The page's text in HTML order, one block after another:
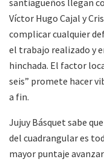
Víctor Hugo Cajal y
complicar cualquier
el trabajo realizado y
hinchada. El factor
seis” promete hacer
a fin.
Jujuy Básquet sabe
del cuadrangular es
mayor puntaje